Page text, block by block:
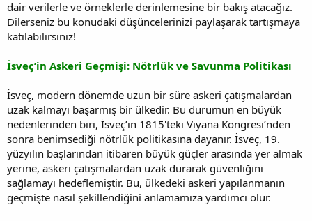
dair verilerle ve örneklerle derinlemesine bir bakış atacağız.
Dilerseniz bu konudaki düşüncelerinizi paylaşarak tartışmaya
katılabilirsiniz!
İsveç’in Askeri Geçmişi: Nötrlük ve Savunma Politikası
İsveç, modern dönemde uzun bir süre askeri çatışmalardan
uzak kalmayı başarmış bir ülkedir. Bu durumun en büyük
nedenlerinden biri, İsveç’in 1815'teki Viyana Kongresi’nden
sonra benimsediği nötrlük politikasına dayanır. İsveç, 19.
yüzyılın başlarından itibaren büyük güçler arasında yer almak
yerine, askeri çatışmalardan uzak durarak güvenliğini
sağlamayı hedeflemiştir. Bu, ülkedeki askeri yapılanmanın
geçmişte nasıl şekillendiğini anlamamıza yardımcı olur.